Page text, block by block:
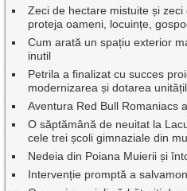
Zeci de hectare mistuite și
proteja oameni, locuințe,
Cum arată un spațiu exterior
inutil
Petrila a finalizat cu succes
modernizarea și dotarea
Aventura Red Bull Romaniacs
O săptămână de neuitat la
cele trei școli gimnaziale din
Nedeia din Poiana Muierii și
Intervenție promptă a